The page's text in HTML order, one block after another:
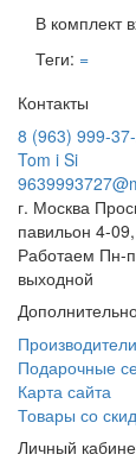
В комплект
Теги: =
Контакты
8 (963) 999-
Tom i Si
г. Москва
павильон 4-
Работаем Пн-
выходной
Производители
Подарочные
Карта сайта
Товары со
Личный